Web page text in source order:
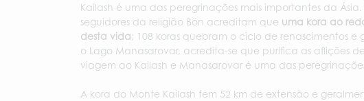
Kailash é uma das peregrinações mais importantes da Ásia.
seguidores da religião Bön acreditam que uma kora ao
desta vida; 108 koras quebram o ciclo de renascimentos
o Lago Manasarovar, acredita-se que purifica as aflições
viagem ao Kailash e Manasarovar é uma das
A kora do Monte Kailash tem 52 km de extensão e